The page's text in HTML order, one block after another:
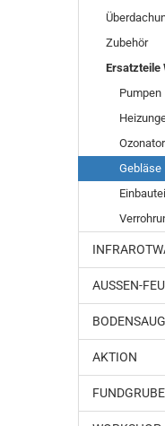
Zubehör
Ersatzteile
Pumpen
Ozonator
Gebläse
AUSSEN-
AKTION
FUNDGRUBE